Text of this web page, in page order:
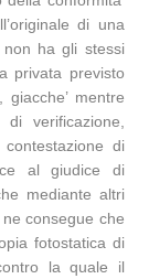
di una
non ha gli stessi
privata previsto
mentre
verificazione,
contestazione di
al giudice di
mediante altri
consegue che
fotostatica di
la quale il